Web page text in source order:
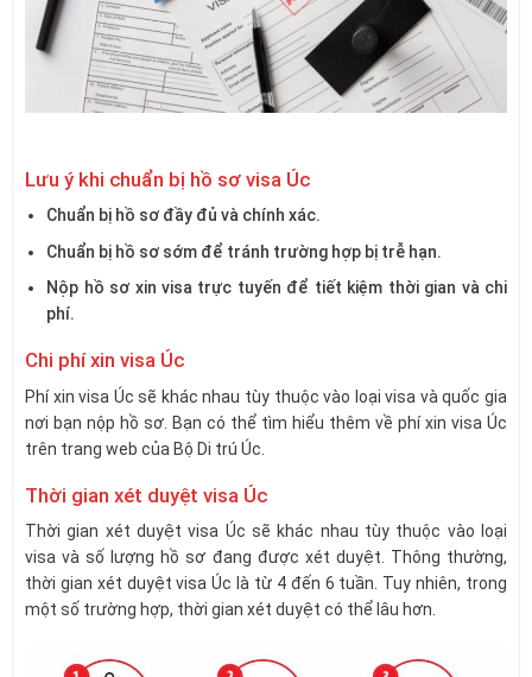
Lưu ý khi chuẩn bị hồ sơ visa Úc
Chuẩn bị hồ sơ đầy đủ và chính xác.
Chuẩn bị hồ sơ sớm để tránh trường hợp bị trễ hạn.
Nộp hồ sơ xin visa trực tuyến để tiết kiệm thời gian và chi
phí.
Chi phí xin visa Úc
Phí xin visa Úc sẽ khác nhau tùy thuộc vào loại visa và quốc gia
nơi bạn nộp hồ sơ. Bạn có thể tìm hiểu thêm về phí xin visa Úc
trên trang web của Bộ Di trú Úc.
Thời gian xét duyệt visa Úc
Thời gian xét duyệt visa Úc sẽ khác nhau tùy thuộc vào loại
visa và số lượng hồ sơ đang được xét duyệt. Thông thường,
thời gian xét duyệt visa Úc là từ 4 đến 6 tuần. Tuy nhiên, trong
một số trường hợp, thời gian xét duyệt có thể lâu hơn.